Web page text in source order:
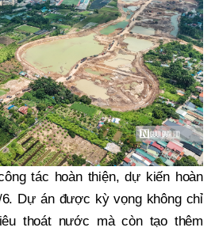
tác hoàn thiện, dự kiến hoàn
Dự án được kỳ vọng không chỉ
thoát nước mà còn tạo thêm